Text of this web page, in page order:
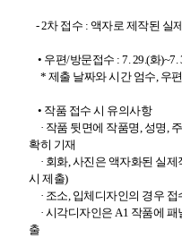
- 2차 접수 : 액자로 제작된 실
• 우편/방문접수 : 7. 29.(화)~7.
* 제출 날짜와 시간 엄수, 우
• 작품 접수 시 유의사항
· 작품 뒷면에 작품명, 성명,
확히 기재
· 회화, 사진은 액자화된 실제
시 제출)
· 조소, 입체디자인의 경우 접
· 시각디자인은 A1 작품에 패
출